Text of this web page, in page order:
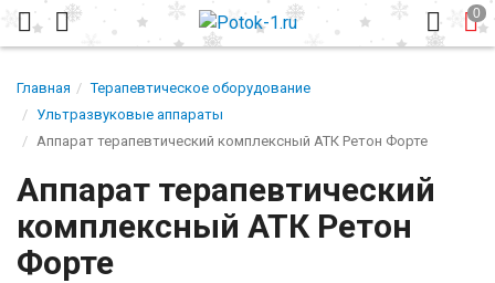
Главная
Терапевтическое оборудование
Ультразвуковые аппараты
Аппарат терапевтический комплексный АТК Ретон Форте
Аппарат терапевтический
комплексный АТК Ретон
Форте